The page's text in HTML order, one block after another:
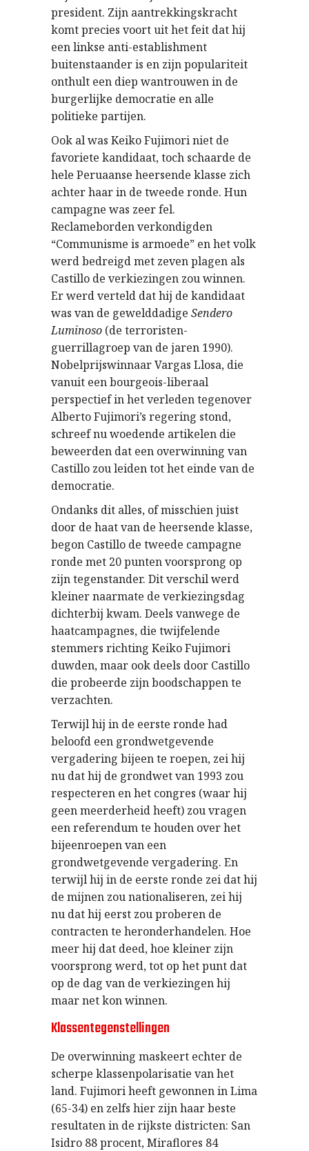
president. Zijn aantrekkingskracht
komt precies voort uit het feit dat hij
een linkse anti-establishment
buitenstaander is en zijn populariteit
onthult een diep wantrouwen in de
burgerlijke democratie en alle
politieke partijen.
Ook al was Keiko Fujimori niet de
favoriete kandidaat, toch schaarde de
hele Peruaanse heersende klasse zich
achter haar in de tweede ronde. Hun
campagne was zeer fel.
Reclameborden verkondigden
“Communisme is armoede” en het volk
werd bedreigd met zeven plagen als
Castillo de verkiezingen zou winnen.
Er werd verteld dat hij de kandidaat
was van de gewelddadige Sendero
Luminoso (de terroristen-
guerrillagroep van de jaren 1990).
Nobelprijswinnaar Vargas Llosa, die
vanuit een bourgeois-liberaal
perspectief in het verleden tegenover
Alberto Fujimori’s regering stond,
schreef nu woedende artikelen die
beweerden dat een overwinning van
Castillo zou leiden tot het einde van de
democratie.
Ondanks dit alles, of misschien juist
door de haat van de heersende klasse,
begon Castillo de tweede campagne
ronde met 20 punten voorsprong op
zijn tegenstander. Dit verschil werd
kleiner naarmate de verkiezingsdag
dichterbij kwam. Deels vanwege de
haatcampagnes, die twijfelende
stemmers richting Keiko Fujimori
duwden, maar ook deels door Castillo
die probeerde zijn boodschappen te
verzachten.
Terwijl hij in de eerste ronde had
beloofd een grondwetgevende
vergadering bijeen te roepen, zei hij
nu dat hij de grondwet van 1993 zou
respecteren en het congres (waar hij
geen meerderheid heeft) zou vragen
een referendum te houden over het
bijeenroepen van een
grondwetgevende vergadering. En
terwijl hij in de eerste ronde zei dat hij
de mijnen zou nationaliseren, zei hij
nu dat hij eerst zou proberen de
contracten te heronderhandelen. Hoe
meer hij dat deed, hoe kleiner zijn
voorsprong werd, tot op het punt dat
op de dag van de verkiezingen hij
maar net kon winnen.
Klassentegenstellingen
De overwinning maskeert echter de
scherpe klassenpolarisatie van het
land. Fujimori heeft gewonnen in Lima
(65-34) en zelfs hier zijn haar beste
resultaten in de rijkste districten: San
Isidro 88 procent, Miraflores 84